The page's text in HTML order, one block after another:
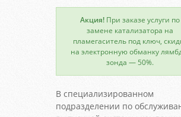
Акция! При заказе услуги по
замене катализатора на
пламегаситель под ключ,
на электронную обманку
зонда — 50%.
В специализированном
подразделении по